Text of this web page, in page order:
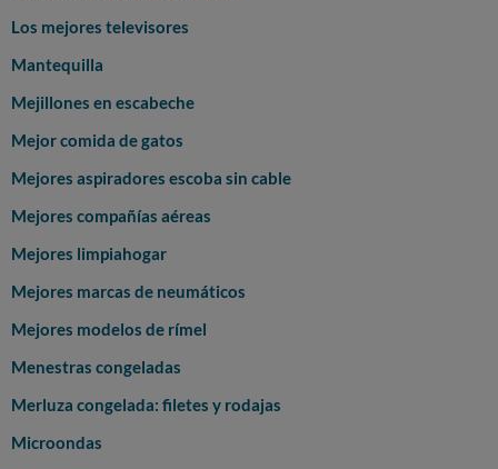
Los mejores televisores
Mantequilla
Mejillones en escabeche
Mejor comida de gatos
Mejores aspiradores escoba sin cable
Mejores compañías aéreas
Mejores limpiahogar
Mejores marcas de neumáticos
Mejores modelos de rímel
Menestras congeladas
Merluza congelada: filetes y rodajas
Microondas